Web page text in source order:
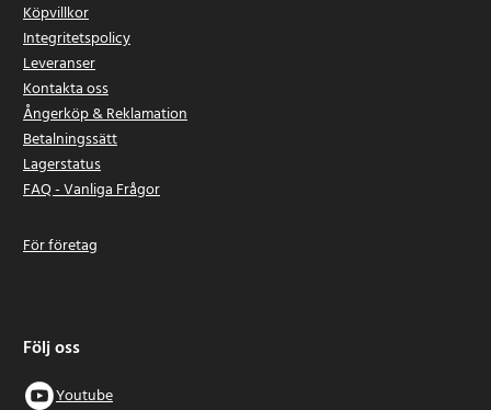
Köpvillkor
Integritetspolicy
Leveranser
Kontakta oss
Ångerköp & Reklamation
Betalningssätt
Lagerstatus
FAQ - Vanliga Frågor
För företag
Följ oss
Youtube